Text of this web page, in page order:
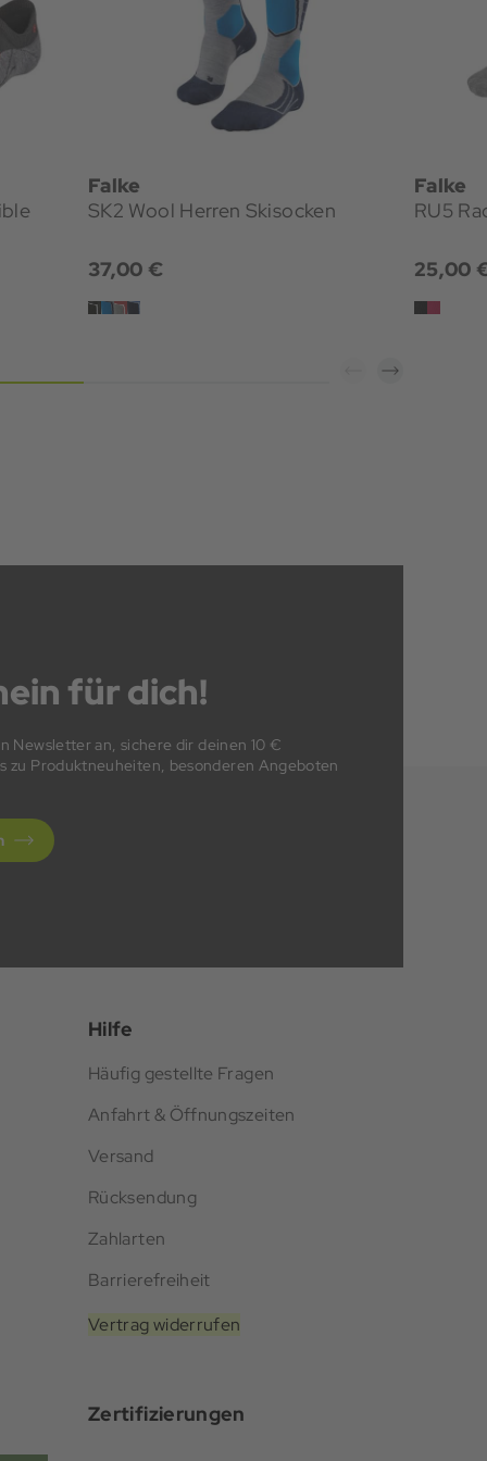
Falke
SK2 Wool Herren Skisocken
37,00 €
Falke
RU5
25,00
für dich!
Newsletter an, sichere dir deinen 10 €
zu Produktneuheiten, besonderen Angeboten
Hilfe
Häufig gestellte Fragen
Anfahrt & Öffnungszeiten
Versand
Rücksendung
Zahlarten
Barrierefreiheit
Vertrag widerrufen
Zertifizierungen